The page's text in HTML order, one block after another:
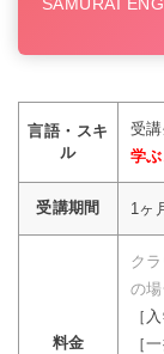
SAMURAI
言語・スキ
ル
受
学
受講期間 1ヶ
料金
ク
の
［
［